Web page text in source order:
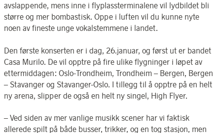
avslappende, mens inne i flyplassterminalene vil lydbildet bli
større og mer bombastisk. Oppe i luften vil du kunne nyte
noen av fineste unge vokalstemmene i landet.
Den første konserten er i dag, 26.januar, og først ut er bandet
Casa Murilo. De vil opptre på fire ulike flygninger i løpet av
ettermiddagen: Oslo-Trondheim, Trondheim – Bergen, Bergen
– Stavanger og Stavanger-Oslo. I tillegg til å opptre på en helt
ny arena, slipper de også en helt ny singel, High Flyer.
– Ved siden av mer vanlige musikk scener har vi faktisk
allerede spilt på både busser, trikker, og en tog stasjon, men